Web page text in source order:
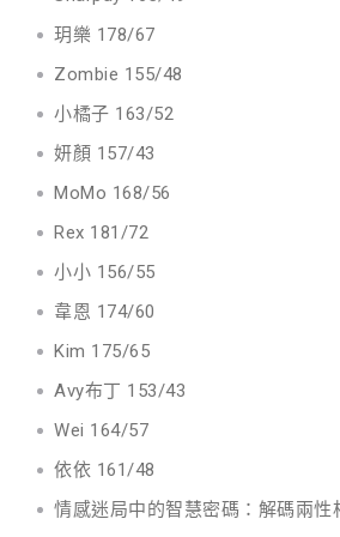
玥樂 178/67
Zombie 155/48
小橘子 163/52
妍顏 157/43
MoMo 168/56
Rex 181/72
小小 156/55
韋恩 174/60
Kim 175/65
Avy布丁 153/43
Wei 164/57
依依 161/48
情感迷局中的智慧密碼：解碼兩性